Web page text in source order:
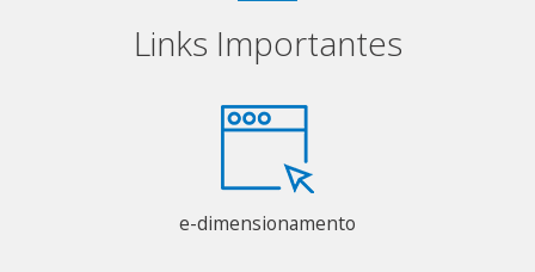
Links Importantes
e-dimensionamento